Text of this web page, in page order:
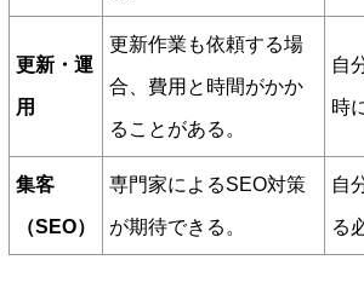
更新・運
用
更新作業も依頼する場
合、費用と時間がかか
ることがある。
自
時
集客
（SEO）
専門家によるSEO対策
が期待できる。
自
る